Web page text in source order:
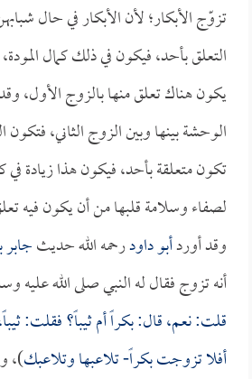
تزوّج الأبكار؛ لأن الأبكار في حال
التعلق بأحد، فيكون في ذلك كمال
يكون هناك تعلق منها بالزوج الأول،
الوحشة بينها وبين الزوج الثاني،
تكون متعلقة بأحد، فيكون هذا زيادة في
لصفاء وسلامة قلبها من أن يكون فيه
وقد أوردأبو داودرحمه الله حديث
أنه تزوج فقال له النبي صلى الله عليه
قلت: نعم، قال: بكراً أم ثيباً؟ فقلت:
أفلا تزوجت بكراً- تلاعبها وتلاعبك)،